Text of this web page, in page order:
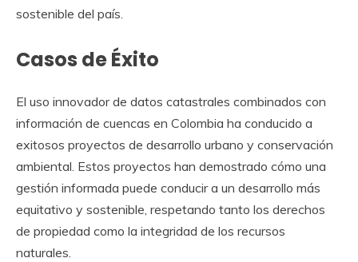
sostenible del país.
Casos de Éxito
El uso innovador de datos catastrales combinados con
información de cuencas en Colombia ha conducido a
exitosos proyectos de desarrollo urbano y conservación
ambiental. Estos proyectos han demostrado cómo una
gestión informada puede conducir a un desarrollo más
equitativo y sostenible, respetando tanto los derechos
de propiedad como la integridad de los recursos
naturales.